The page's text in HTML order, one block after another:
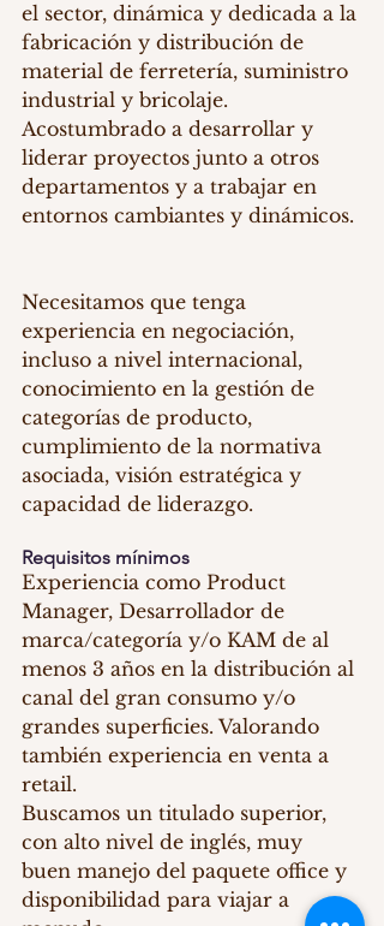
el sector, dinámica y dedicada a la
fabricación y distribución de
material de ferretería, suministro
industrial y bricolaje.
Acostumbrado a desarrollar y
liderar proyectos junto a otros
departamentos y a trabajar en
entornos cambiantes y dinámicos.
Necesitamos que tenga
experiencia en negociación,
incluso a nivel internacional,
conocimiento en la gestión de
categorías de producto,
cumplimiento de la normativa
asociada, visión estratégica y
capacidad de liderazgo.
Requisitos mínimos
Experiencia como Product
Manager, Desarrollador de
marca/categoría y/o KAM de al
menos 3 años en la distribución al
canal del gran consumo y/o
grandes superficies. Valorando
también experiencia en venta a
retail.
Buscamos un titulado superior,
con alto nivel de inglés, muy
buen manejo del paquete office y
disponibilidad para viajar a